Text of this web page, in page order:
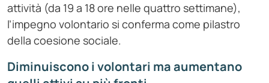
attività (da 19 a 18 ore nelle quattro settimane),
l’impegno volontario si conferma come pilastro
della coesione sociale.
Diminuiscono i volontari ma aumentano